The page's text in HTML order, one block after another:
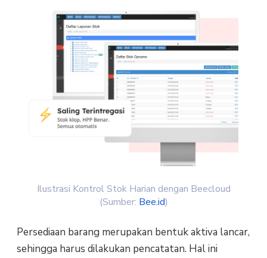
Ilustrasi Kontrol Stok Harian dengan Beecloud
(Sumber: Bee.id)
Persediaan barang merupakan bentuk aktiva lancar,
sehingga harus dilakukan pencatatan. Hal ini